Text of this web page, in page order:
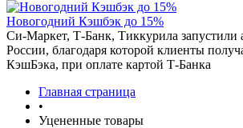
Новогодний Кэшбэк до 15%
Си-Маркет, Т-Банк, Тиккурила запустили
России, благодаря которой клиенты
КэшБэка, при оплате картой Т-Банка
Главная страница
•
Уцененные товары